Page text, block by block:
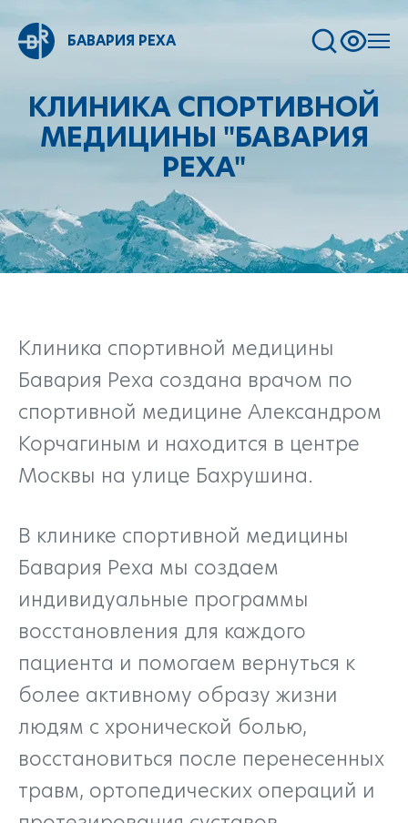
БАВАРИЯ РЕХА
КЛИНИКА СПОРТИВНОЙ
МЕДИЦИНЫ "БАВАРИЯ
РЕХА"
Клиника спортивной медицины
Бавария Реха создана врачом по
спортивной медицине Александром
Корчагиным и находится в центре
Москвы на улице Бахрушина.
В клинике спортивной медицины
Бавария Реха мы создаем
индивидуальные программы
восстановления для каждого
пациента и помогаем вернуться к
более активному образу жизни
людям с хронической болью,
восстановиться после перенесенных
травм, ортопедических операций и